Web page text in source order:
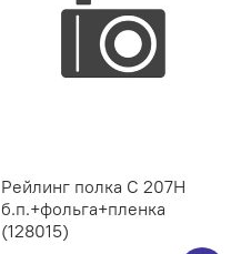
Рейлинг полка C 207H
б.п.+фольга+пленка
(128015)